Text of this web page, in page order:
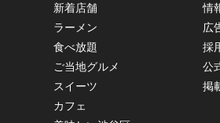
新着店舗
ラーメン
食べ放題
ご当地グルメ
スイーツ
カフェ
情
広
採
公
掲